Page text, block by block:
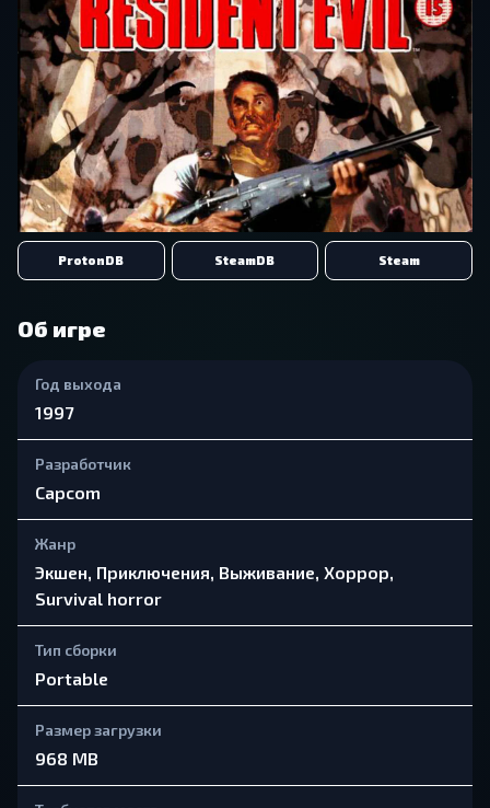
ProtonDB SteamDB Steam
Об игре
Год выхода
1997
Разработчик
Capcom
Жанр
Экшен, Приключения, Выживание, Хоррор,
Survival horror
Тип сборки
Portable
Размер загрузки
968 MB